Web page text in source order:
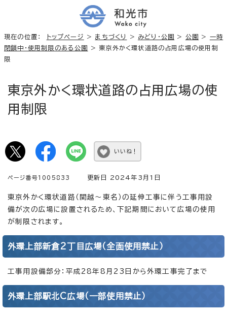
現在の位置： トップページ > まちづくり > みどり・公園 > 公園 > 一時
閉鎖中・使用制限のある公園
> 東京外かく環状道路の占用広場の使用制
限
東京外かく環状道路の占用広場の使
用制限
いいね！
ページ番号1005833 更新日 2024年3月1日
東京外かく環状道路（関越～東名）の延伸工事に伴う工事用設
備が次の広場に設置されるため、下記期間において広場の使用
が制限されます。
外環上部新倉2丁目広場（全面使用禁止）
工事用設備部分：平成28年8月23日から外環工事完了まで
外環上部駅北C広場（一部使用禁止）